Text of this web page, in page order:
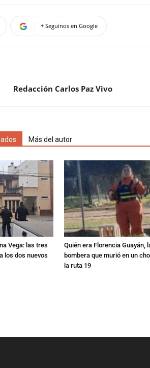
+ Seguinos en Google
Redacción Carlos Paz Vivo
Más del autor
Vega: las tres
los dos nuevos
Quién era Florencia Guayán,
bombera que murió en un
la ruta 19